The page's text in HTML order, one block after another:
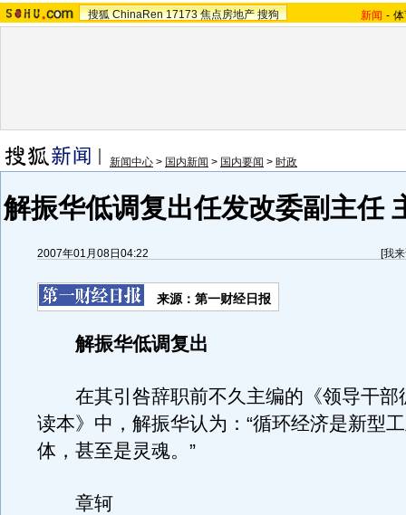
搜狐 ChinaRen 17173 焦点房地产 搜狗 新闻 -
新闻中心 > 国内新闻 > 国内要闻 > 时政
解振华低调复出任发改委副主任
2007年01月08日04:22 [我
来源：第一财经日报
解振华低调复出
在其引咎辞职前不久主编的《领导干部
读本》中，解振华认为：“循环经济是新型
体，甚至是灵魂。”
章轲